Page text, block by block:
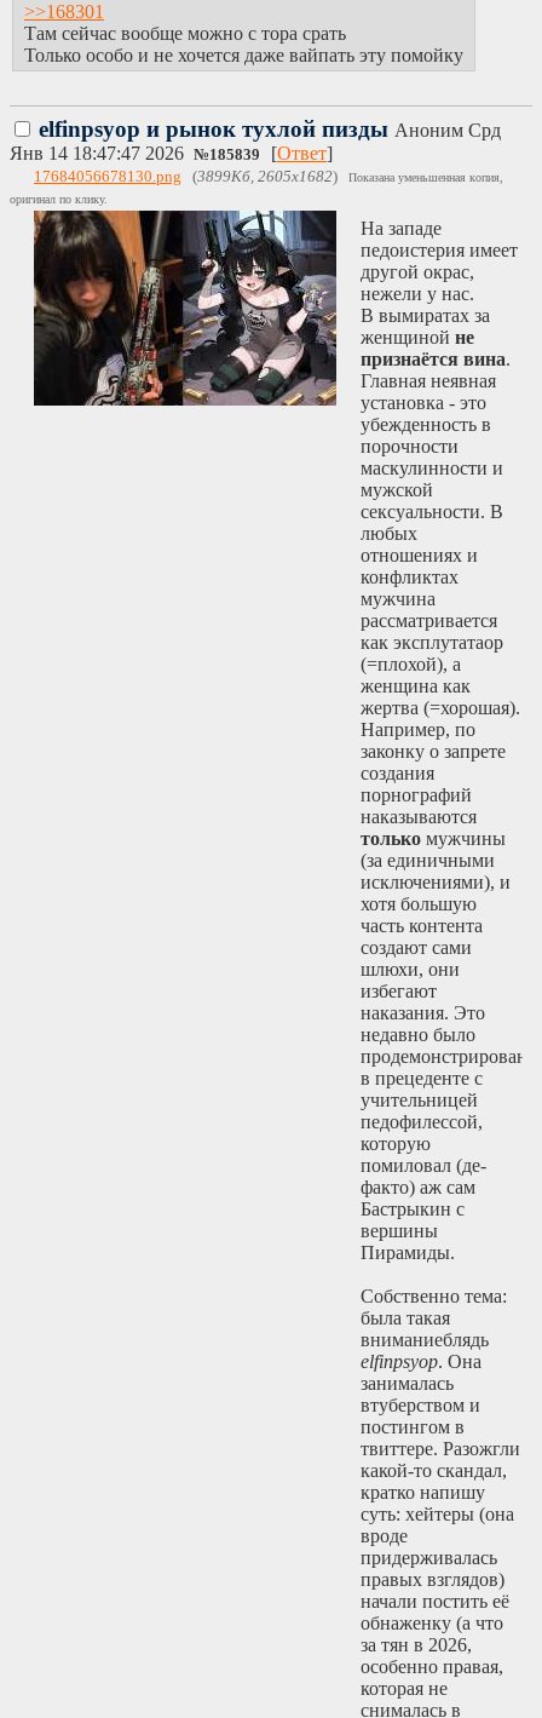
>>168301
Там сейчас вообще можно с тора срать
Только особо и не хочется даже вайпать эту помойку
elfinpsyop и рынок тухлой пизды Аноним Срд
Янв 14 18:47:47 2026 №185839 [Ответ]
17684056678130.png (3899Кб, 2605x1682)
Показана уменьшенная копия,
оригинал по клику.
На западе
педоистерия имеет
другой окрас,
нежели у нас.
В вымиратах за
женщиной не
признаётся вина.
Главная неявная
установка - это
убежденность в
порочности
маскулинности и
мужской
сексуальности. В
любых
отношениях и
конфликтах
мужчина
рассматривается
как эксплутатаор
(=плохой), а
женщина как
жертва (=хорошая).
Например, по
законку о запрете
создания
порнографий
наказываются
только мужчины
(за единичными
исключениями), и
хотя большую
часть контента
создают сами
шлюхи, они
избегают
наказания. Это
недавно было
продемонстрировано
в прецеденте с
учительницей
педофилессой,
которую
помиловал (де-
факто) аж сам
Бастрыкин с
вершины
Пирамиды.
Собственно тема:
была такая
вниманиеблядь
elfinpsyop. Она
занималась
втуберством и
постингом в
твиттере. Разожгли
какой-то скандал,
кратко напишу
суть: хейтеры (она
вроде
придерживалась
правых взглядов)
начали постить её
обнаженку (а что
за тян в 2026,
особенно правая,
которая не
снималась в